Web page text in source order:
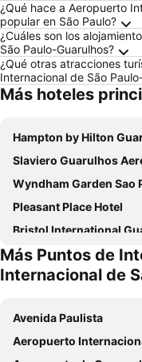
¿Qué hace a Aeropuerto
popular en São Paulo?
¿Cuáles son los
São Paulo-Guarulhos?
¿Qué otras atracciones
Internacional de São
Más hoteles
Hampton by Hilton Guarulhos
Slaviero Guarulhos
Wyndham Garden Sao Paulo
Pleasant Place Hotel
Bristol International
São Paulo Tatuape, by
Best Guest Hotel Expo
North Palace Hotel
ibis Sao Paulo Tatuape
Más Puntos de
Internacional de
Avenida Paulista
Aeropuerto Internacional de São Paulo-